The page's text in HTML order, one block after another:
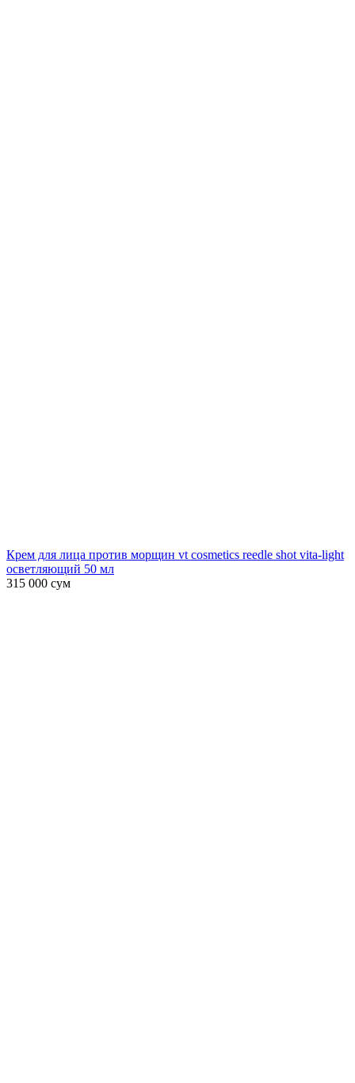
Крем для лица против морщин vt cosmetics reedle shot vita-light
осветляющий 50 мл
315 000 сум